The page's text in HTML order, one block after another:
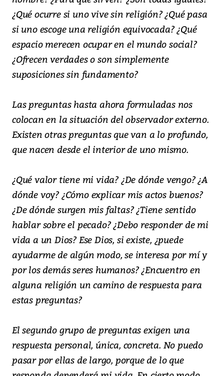
¿Qué ocurre si uno vive sin religión? ¿Qué pasa
si uno escoge una religión equivocada? ¿Qué
espacio merecen ocupar en el mundo social?
¿Ofrecen verdades o son simplemente
suposiciones sin fundamento?
Las preguntas hasta ahora formuladas nos
colocan en la situación del observador externo.
Existen otras preguntas que van a lo profundo,
que nacen desde el interior de uno mismo.
¿Qué valor tiene mi vida? ¿De dónde vengo? ¿A
dónde voy? ¿Cómo explicar mis actos buenos?
¿De dónde surgen mis faltas? ¿Tiene sentido
hablar sobre el pecado? ¿Debo responder de mi
vida a un Dios? Ese Dios, si existe, ¿puede
ayudarme de algún modo, se interesa por mí y
por los demás seres humanos? ¿Encuentro en
alguna religión un camino de respuesta para
estas preguntas?
El segundo grupo de preguntas exigen una
respuesta personal, única, concreta. No puedo
pasar por ellas de largo, porque de lo que